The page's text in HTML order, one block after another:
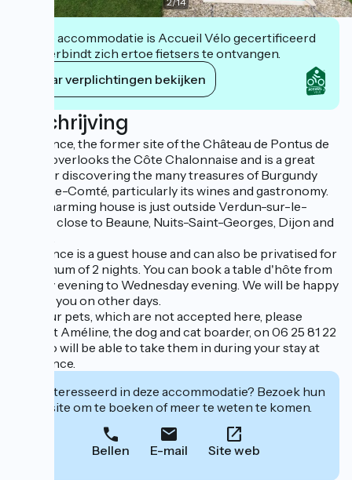
Deze accommodatie is Accueil Vélo gecertificeerd
en verbindt zich ertoe fietsers te ontvangen.
Haar verplichtingen bekijken
Beschrijving
L'évidence, the former site of the Château de Pontus de
Tyard, overlooks the Côte Chalonnaise and is a great
base for discovering the many treasures of Burgundy
Franche-Comté, particularly its wines and gastronomy.
This charming house is just outside Verdun-sur-le-
Doubs, close to Beaune, Nuits-Saint-Georges, Dijon and
L'évidence is a guest house and can also be privatised for
a minimum of 2 nights. You can book a table d'hôte from
Sunday evening to Wednesday evening. We will be happy
to help you on other days.
For your pets, which are not accepted here, please
contact Améline, the dog and cat boarder, on 06 25 81 22
72, who will be able to take them in during your stay at
L'évidence.
Geïnteresseerd in deze accommodatie? Bezoek hun
website om te boeken of meer te weten te komen.
Bellen E-mail Site web